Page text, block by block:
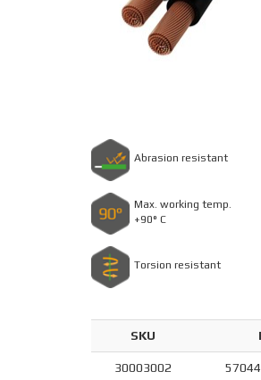
Abrasion resistant
Max. working temp.
+90° C
Torsion resistant
SKU
30003002